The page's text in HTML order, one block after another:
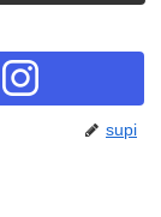
supi